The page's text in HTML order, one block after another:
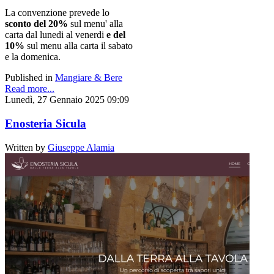
La convenzione prevede lo
sconto del 20% sul menu' alla
carta dal lunedi al venerdi e del
10% sul menu alla carta il sabato
e la domenica.
Published in Mangiare & Bere
Read more...
Lunedì, 27 Gennaio 2025 09:09
Enosteria Sicula
Written by Giuseppe Alamia